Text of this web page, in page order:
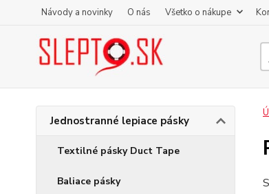
Návody a novinky O nás Všetko o nákupe
Jednostranné lepiace pásky
Textilné pásky Duct Tape
Baliace pásky